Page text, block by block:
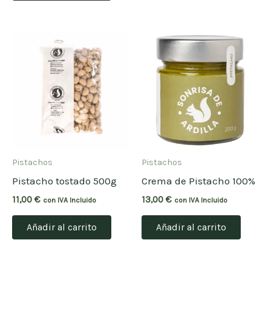
Pistachos
Pistacho tostado 500g
11,00 € con IVA Incluido
Añadir al carrito
Pistachos
Crema de Pistacho 100%
13,00 € con IVA Incluido
Añadir al carrito